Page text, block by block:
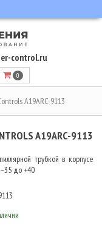
control.ru
0
A19ARC-9113
A19ARC-9113
трубкой в корпусе
до +40